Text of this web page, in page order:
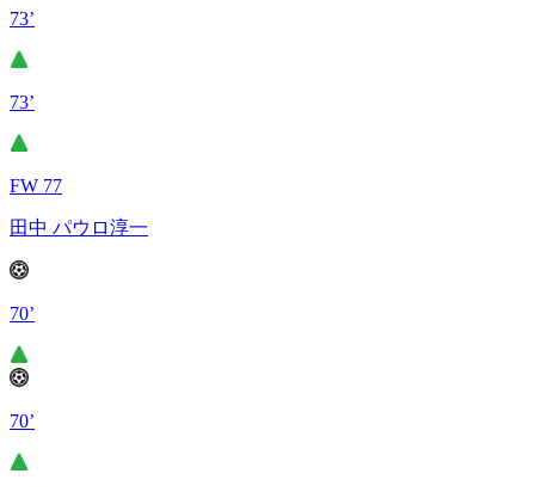
73’
73’
FW 77
田中 パウロ淳一
70’
70’